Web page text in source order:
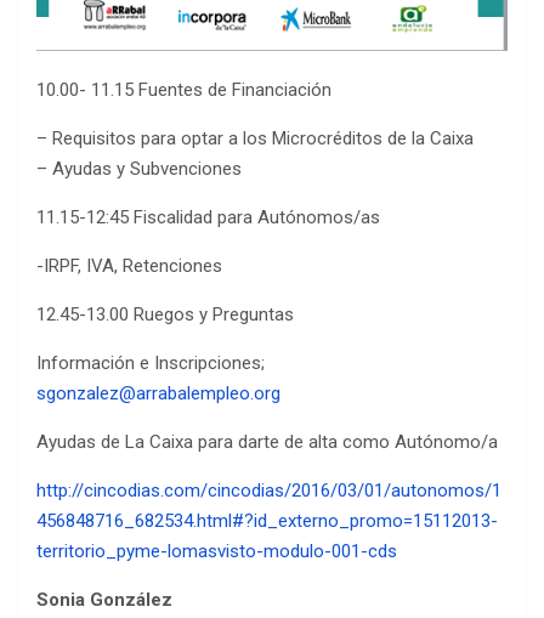
10.00- 11.15 Fuentes de Financiación
– Requisitos para optar a los Microcréditos de la Caixa
– Ayudas y Subvenciones
11.15-12:45 Fiscalidad para Autónomos/as
-IRPF, IVA, Retenciones
12.45-13.00 Ruegos y Preguntas
Información e Inscripciones;
sgonzalez@arrabalempleo.org
Ayudas de La Caixa para darte de alta como Autónomo/a
http://cincodias.com/cincodias/2016/03/01/autonomos/1
456848716_682534.html#?id_externo_promo=15112013-
territorio_pyme-lomasvisto-modulo-001-cds
Sonia González